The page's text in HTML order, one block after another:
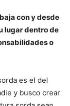
con y desde
lugar dentro de
o
es el del
y busco crear